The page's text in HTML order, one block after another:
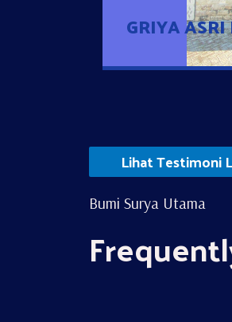
GRIYA
Lihat Testimoni
Bumi Surya Utama